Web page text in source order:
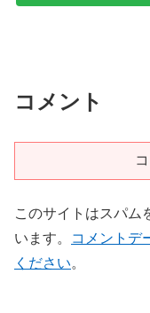
コメント
このサイトはスパム
います。
コメントデ
ください。